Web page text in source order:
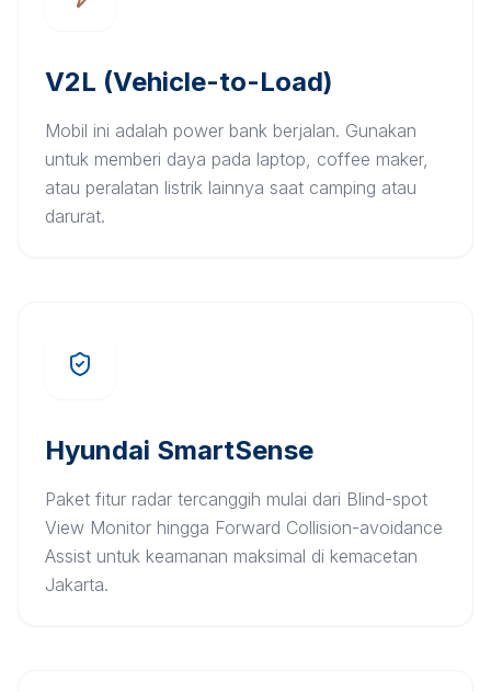
V2L (Vehicle-to-Load)
Mobil ini adalah power bank berjalan. Gunakan
untuk memberi daya pada laptop, coffee maker,
atau peralatan listrik lainnya saat camping atau
darurat.
Hyundai SmartSense
Paket fitur radar tercanggih mulai dari Blind-spot
View Monitor hingga Forward Collision-avoidance
Assist untuk keamanan maksimal di kemacetan
Jakarta.